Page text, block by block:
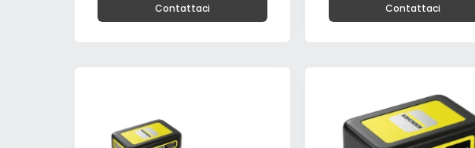
Contattaci Contattaci